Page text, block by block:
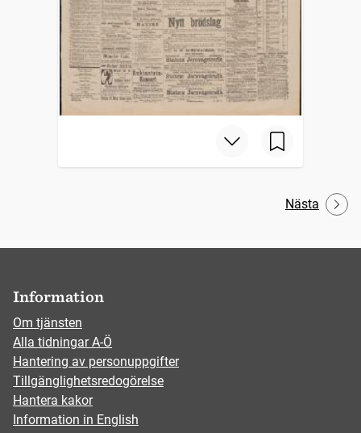
Nästa
Information
Om tjänsten
Alla tidningar A-Ö
Hantering av personuppgifter
Tillgänglighetsredogörelse
Hantera kakor
Information in English